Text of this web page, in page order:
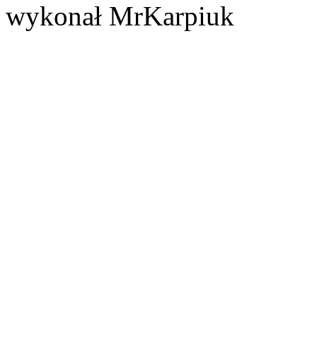
wykonał MrKarpiuk